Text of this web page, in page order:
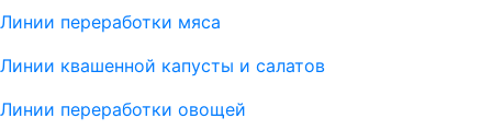
Линии переработки мяса
Линии квашенной капусты и салатов
Линии переработки овощей